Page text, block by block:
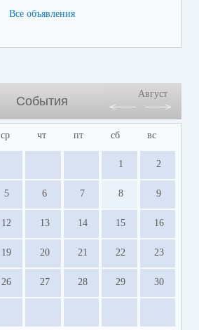
Все объявления
События
Август
ср чт пт сб вс
1 2
5 6 7 8 9
12 13 14 15 16
19 20 21 22 23
26 27 28 29 30